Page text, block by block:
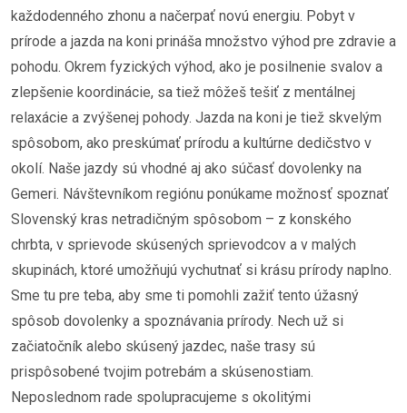
každodenného zhonu a načerpať novú energiu. Pobyt v
prírode a jazda na koni prináša množstvo výhod pre zdravie a
pohodu. Okrem fyzických výhod, ako je posilnenie svalov a
zlepšenie koordinácie, sa tiež môžeš tešiť z mentálnej
relaxácie a zvýšenej pohody. Jazda na koni je tiež skvelým
spôsobom, ako preskúmať prírodu a kultúrne dedičstvo v
okolí. Naše jazdy sú vhodné aj ako súčasť dovolenky na
Gemeri. Návštevníkom regiónu ponúkame možnosť spoznať
Slovenský kras netradičným spôsobom – z konského
chrbta, v sprievode skúsených sprievodcov a v malých
skupinách, ktoré umožňujú vychutnať si krásu prírody naplno.
Sme tu pre teba, aby sme ti pomohli zažiť tento úžasný
spôsob dovolenky a spoznávania prírody. Nech už si
začiatočník alebo skúsený jazdec, naše trasy sú
prispôsobené tvojim potrebám a skúsenostiam.
Neposlednom rade spolupracujeme s okolitými